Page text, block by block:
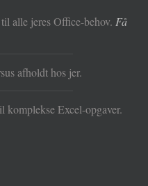
alle jeres Office-behov. Få
afholdt hos jer.
komplekse Excel-opgaver.